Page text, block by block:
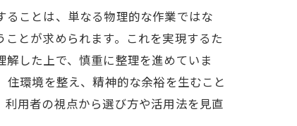
ことは、単なる物理的な作業ではな
とが求められます。これを実現するた
した上で、慎重に整理を進めていま
環境を整え、精神的な余裕を生むこと
用者の視点から選び方や活用法を見直